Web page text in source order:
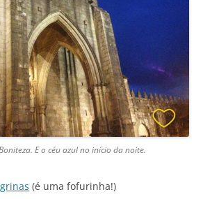
E o céu azul no início da noite.
(é uma fofurinha!)